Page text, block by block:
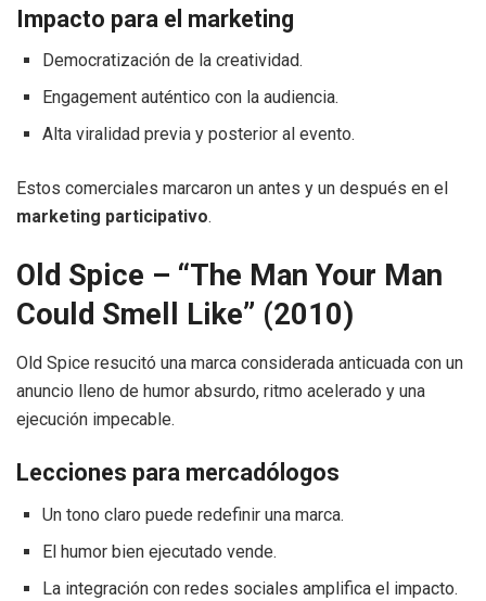
Impacto para el marketing
Democratización de la creatividad.
Engagement auténtico con la audiencia.
Alta viralidad previa y posterior al evento.
Estos comerciales marcaron un antes y un después en el
marketing participativo.
Old Spice – “The Man Your Man
Could Smell Like” (2010)
Old Spice resucitó una marca considerada anticuada con un
anuncio lleno de humor absurdo, ritmo acelerado y una
ejecución impecable.
Lecciones para mercadólogos
Un tono claro puede redefinir una marca.
El humor bien ejecutado vende.
La integración con redes sociales amplifica el impacto.